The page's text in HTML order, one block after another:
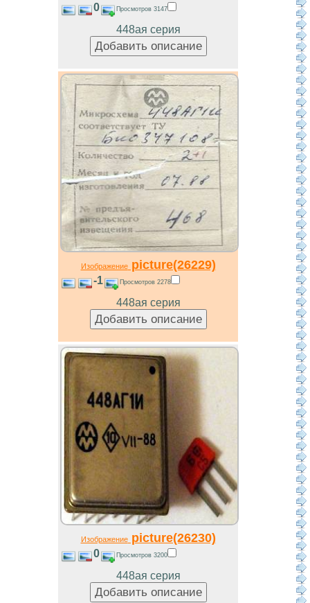
0 Просмотров 3147
448ая серия
Изображениеpicture(26229)
-1 Просмотров 2278
448ая серия
Изображениеpicture(26230)
0 Просмотров 3200
448ая серия